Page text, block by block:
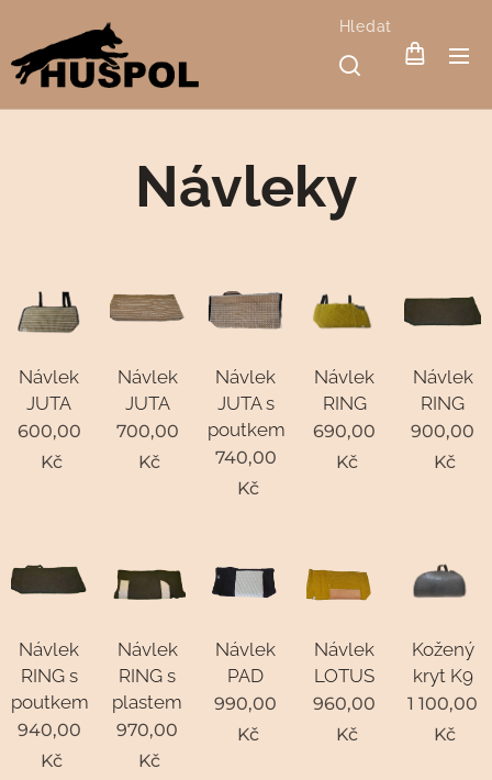
Hledat
Návleky
Návlek
JUTA
600,00
Kč
Návlek
JUTA
700,00
Kč
Návlek
JUTA s
poutkem
740,00
Kč
Návlek
RING
690,00
Kč
Návlek
RING
900,00
Kč
Návlek
RING s
poutkem
940,00
Kč
Návlek
RING s
plastem
970,00
Kč
Návlek
PAD
990,00
Kč
Návlek
LOTUS
960,00
Kč
Kožený
kryt K9
1 100,00
Kč